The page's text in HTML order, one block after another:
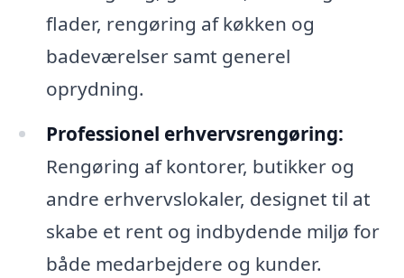
flader, rengøring af køkken og
badeværelser samt generel
oprydning.
Professionel erhvervsrengøring:
Rengøring af kontorer, butikker og
andre erhvervslokaler, designet til at
skabe et rent og indbydende miljø for
både medarbejdere og kunder.